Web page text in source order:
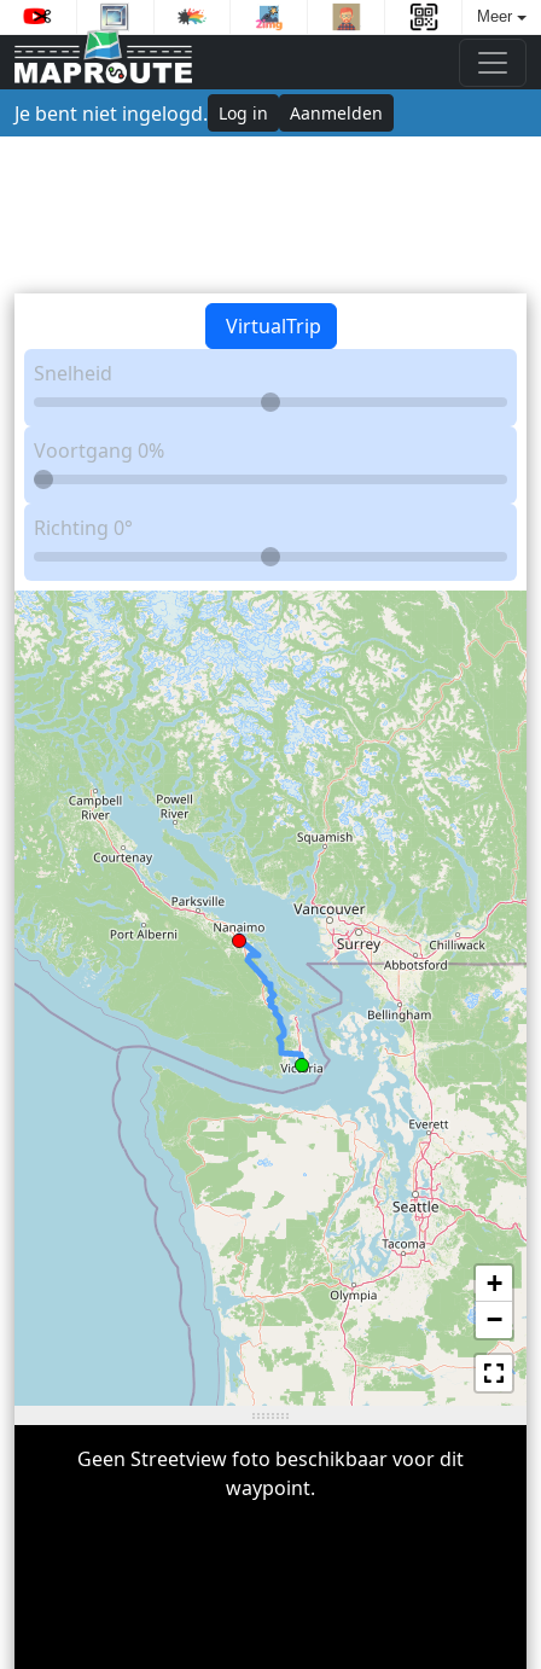
Meer
Je bent niet ingelogd. Log in Aanmelden
VirtualTrip
Snelheid
Voortgang 0%
Richting 0°
+
−
Geen Streetview foto beschikbaar voor dit
waypoint.